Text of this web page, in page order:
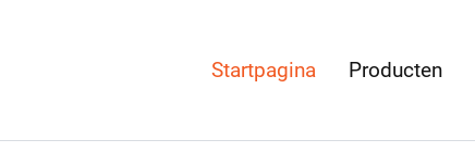
Startpagina Producten